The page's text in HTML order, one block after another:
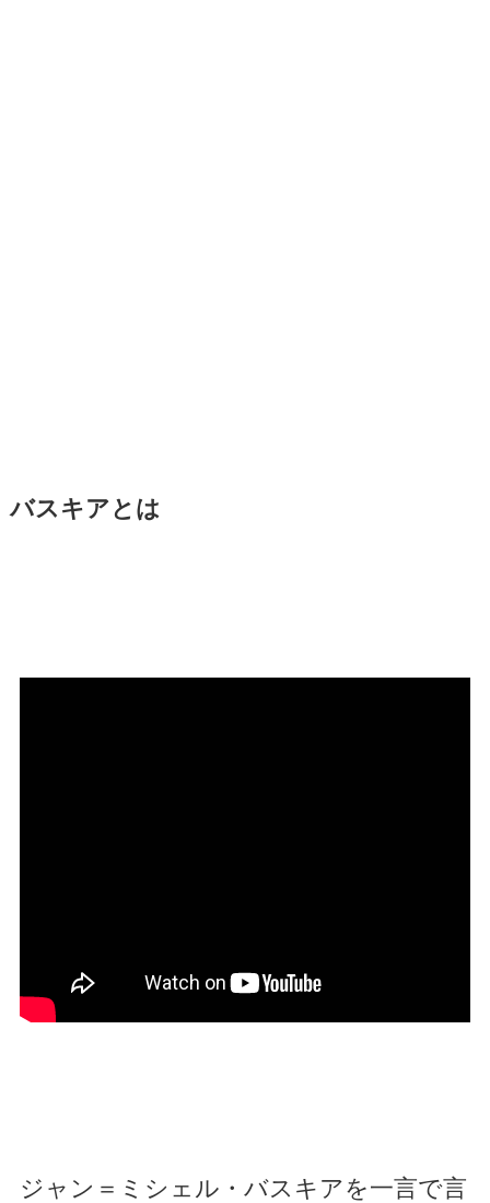
バスキアとは
ジャン＝ミシェル・バスキアを一言で言